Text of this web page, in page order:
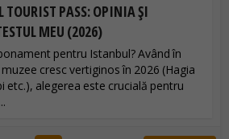
TOURIST PASS: OPINIA ȘI
MEU (2026)
pentru Istanbul? Având în
cresc vertiginos în 2026 (Hagia
etc.), alegerea este crucială pentru